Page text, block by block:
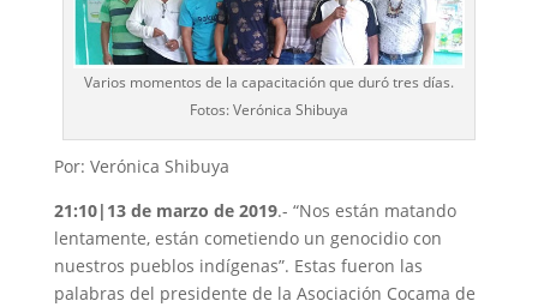
Varios momentos de la capacitación que duró tres días.
Fotos: Verónica Shibuya
Por: Verónica Shibuya
21:10|13 de marzo de 2019.- “Nos están matando
lentamente, están cometiendo un genocidio con
nuestros pueblos indígenas”. Estas fueron las
palabras del presidente de la Asociación Cocama de